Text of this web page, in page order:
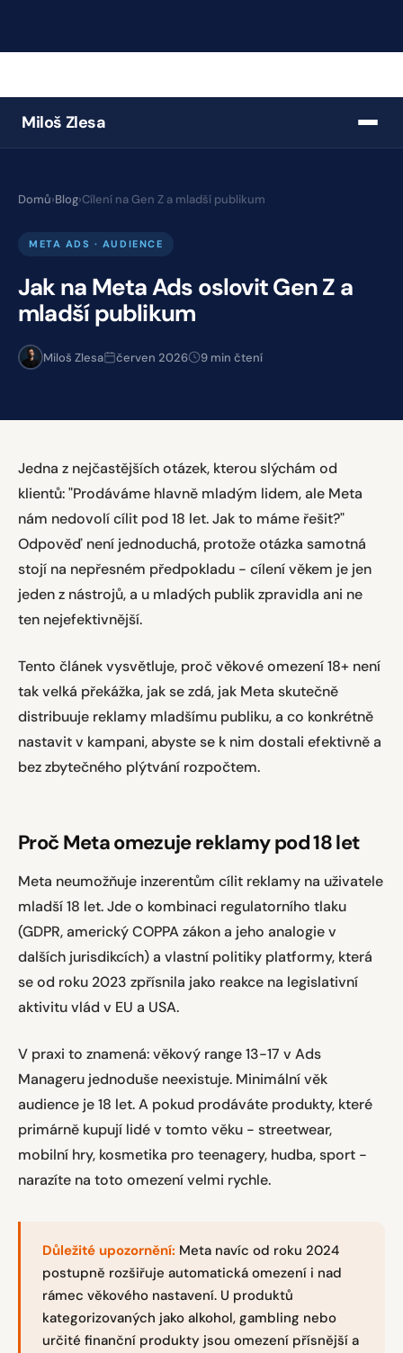
Miloš Zlesa
Domů›Blog›Cílení na Gen Z a mladší publikum
META ADS · AUDIENCE
Jak na Meta Ads oslovit Gen Z a
mladší publikum
Miloš Zlesa červen 2026 9 min čtení
Jedna z nejčastějších otázek, kterou slýchám od
klientů: "Prodáváme hlavně mladým lidem, ale Meta
nám nedovolí cílit pod 18 let. Jak to máme řešit?"
Odpověď není jednoduchá, protože otázka samotná
stojí na nepřesném předpokladu - cílení věkem je jen
jeden z nástrojů, a u mladých publik zpravidla ani ne
ten nejefektivnější.
Tento článek vysvětluje, proč věkové omezení 18+ není
tak velká překážka, jak se zdá, jak Meta skutečně
distribuuje reklamy mladšímu publiku, a co konkrétně
nastavit v kampani, abyste se k nim dostali efektivně a
bez zbytečného plýtvání rozpočtem.
Proč Meta omezuje reklamy pod 18 let
Meta neumožňuje inzerentům cílit reklamy na uživatele
mladší 18 let. Jde o kombinaci regulatorního tlaku
(GDPR, americký COPPA zákon a jeho analogie v
dalších jurisdikcích) a vlastní politiky platformy, která
se od roku 2023 zpřísnila jako reakce na legislativní
aktivitu vlád v EU a USA.
V praxi to znamená: věkový range 13-17 v Ads
Manageru jednoduše neexistuje. Minimální věk
audience je 18 let. A pokud prodáváte produkty, které
primárně kupují lidé v tomto věku - streetwear,
mobilní hry, kosmetika pro teenagery, hudba, sport -
narazíte na toto omezení velmi rychle.
Důležité upozornění: Meta navíc od roku 2024
postupně rozšiřuje automatická omezení i nad
rámec věkového nastavení. U produktů
kategorizovaných jako alkohol, gambling nebo
určité finanční produkty jsou omezení přísnější a